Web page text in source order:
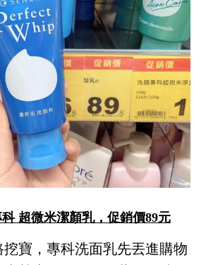
超微米潔顏乳，促銷價89元
寶，專科洗面乳先丟進購物